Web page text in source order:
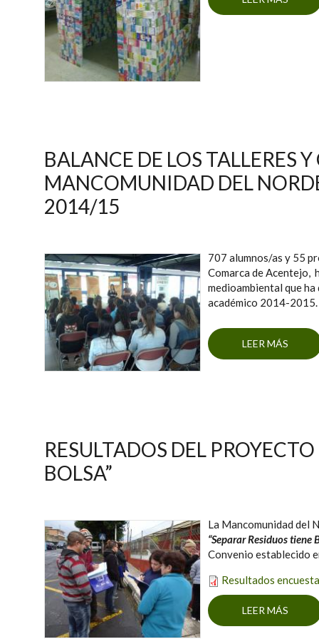
BALANCE DE LOS TALLERES
MANCOMUNIDAD DEL
2014/15
707 alumnos/as y 55
Comarca de Acentejo,
medioambiental que
académico 2014-2015.
LEER MÁS
RESULTADOS DEL
BOLSA”
La Mancomunidad del
“Separar Residuos tiene
Convenio establecido
Resultados
LEER MÁS